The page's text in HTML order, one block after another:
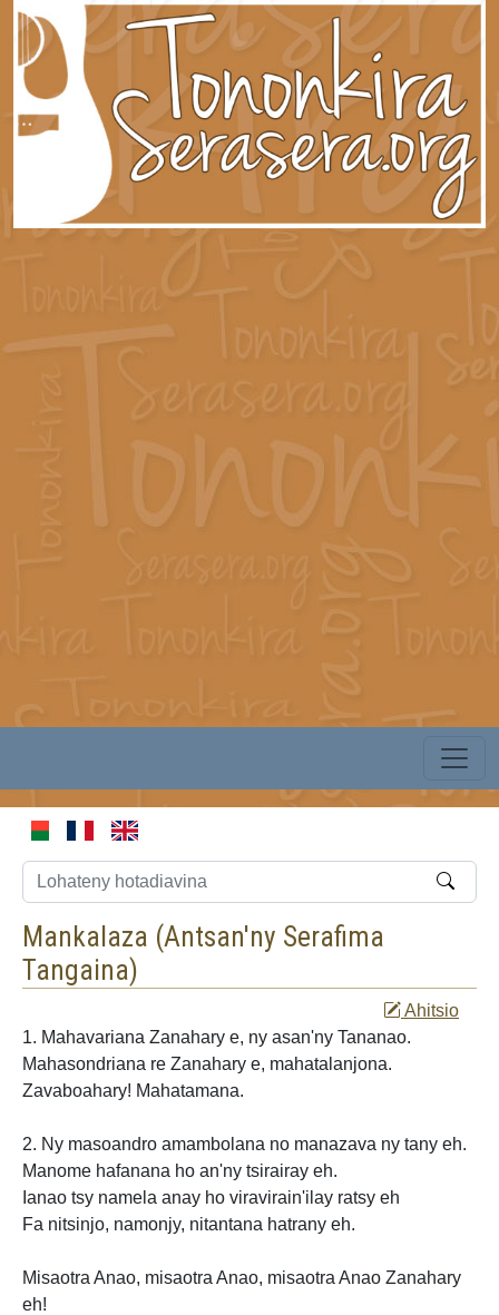
Mankalaza (Antsan'ny Serafima
Tangaina)
Ahitsio
1. Mahavariana Zanahary e, ny asan'ny Tananao.
Mahasondriana re Zanahary e, mahatalanjona.
Zavaboahary! Mahatamana.
2. Ny masoandro amambolana no manazava ny tany eh.
Manome hafanana ho an'ny tsirairay eh.
Ianao tsy namela anay ho viravirain'ilay ratsy eh
Fa nitsinjo, namonjy, nitantana hatrany eh.
Misaotra Anao, misaotra Anao, misaotra Anao Zanahary
eh!